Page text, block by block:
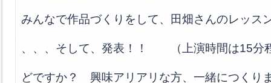
みんなで作品づくりをして、田畑さんのレッス
、、、そして、発表！！ （上演時間は15分
どですか？ 興味アリアリな方、一緒につくり